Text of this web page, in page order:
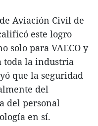
Aviación Civil de
este logro
solo para VAECO y
toda la industria
que la seguridad
del
del personal
en sí.